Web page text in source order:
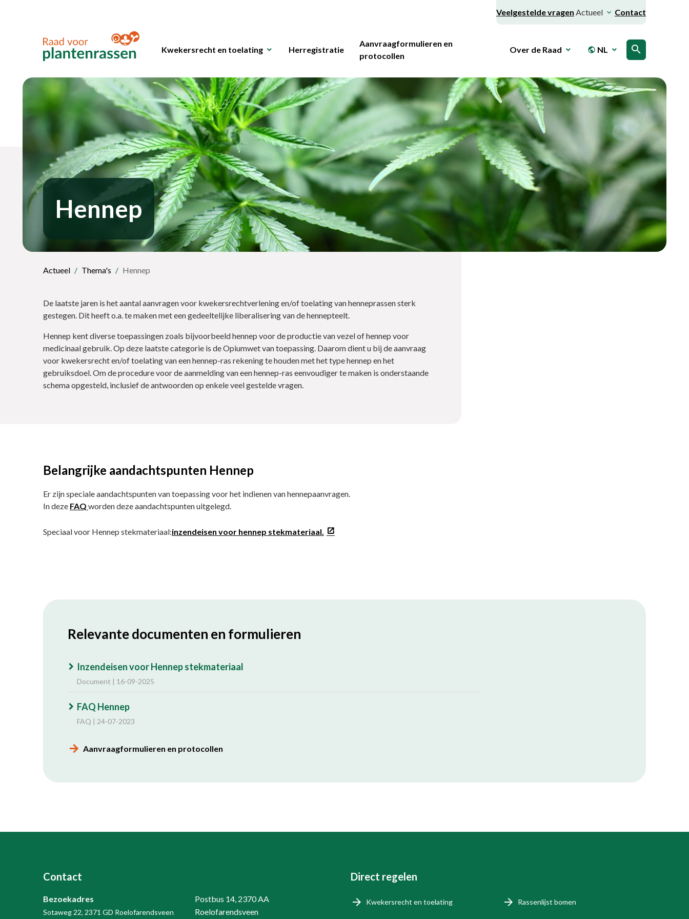
Veelgestelde vragen Actueel Contact
Kwekersrecht en toelating Herregistratie
Aanvraagformulieren en
protocollen
Over de Raad public NL search
Hennep
Actueel Thema's Hennep
De laatste jaren is het aantal aanvragen voor kwekersrechtverlening en/of toelating van henneprassen sterk
gestegen. Dit heeft o.a. te maken met een gedeeltelijke liberalisering van de hennepteelt.
Hennep kent diverse toepassingen zoals bijvoorbeeld hennep voor de productie van vezel of hennep voor
medicinaal gebruik. Op deze laatste categorie is de Opiumwet van toepassing. Daarom dient u bij de aanvraag
voor kwekersrecht en/of toelating van een hennep-ras rekening te houden met het type hennep en het
gebruiksdoel. Om de procedure voor de aanmelding van een hennep-ras eenvoudiger te maken is onderstaande
schema opgesteld, inclusief de antwoorden op enkele veel gestelde vragen.
Belangrijke aandachtspunten Hennep
Er zijn speciale aandachtspunten van toepassing voor het indienen van hennepaanvragen.
In deze FAQ worden deze aandachtspunten uitgelegd.
Speciaal voor Hennep stekmateriaal:inzendeisen voor hennep stekmateriaal.
Relevante documenten en formulieren
Inzendeisen voor Hennep stekmateriaal
Document | 16-09-2025
FAQ Hennep
FAQ | 24-07-2023
Aanvraagformulieren en protocollen
Contact
Bezoekadres
Sotaweg 22, 2371 GD Roelofarendsveen
Postbus 14, 2370 AA
Roelofarendsveen
Direct regelen
Kwekersrecht en toelating Rassenlijst bomen